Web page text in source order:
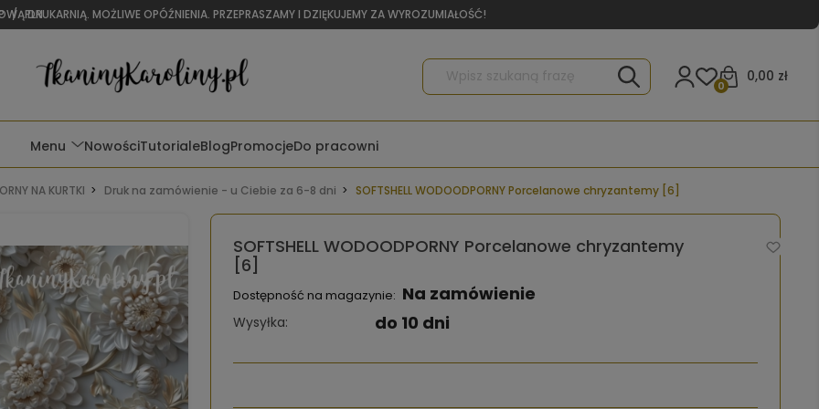
/ PLN
DRUKARNIĄ. MOŻLIWE OPÓŹNIENIA. PRZEPRASZAMY I DZIĘKUJEMY ZA WYROZUMIAŁOŚĆ!
0,00 zł
0
Menu NowościTutorialeBlogPromocjeDo pracowni
NA KURTKI Druk na zamówienie - u Ciebie za 6-8 dni SOFTSHELL WODOODPORNY Porcelanowe chryzantemy [6]
SOFTSHELL WODOODPORNY Porcelanowe chryzantemy
[6]
Dostępność na magazynie: Na zamówienie
Wysyłka: do 10 dni